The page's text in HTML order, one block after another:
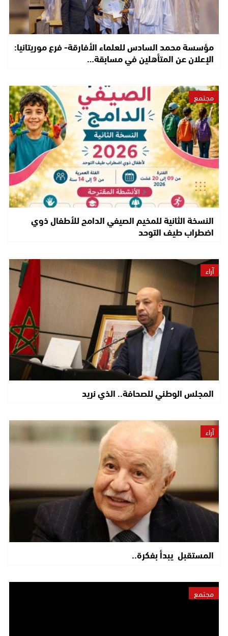
مؤسسة محمد السادس للعلماء الأفارقة- فرع موريتانيا:
الإعلان عن المتأهلين في مسابقة…
مجتمع
النسخة الثانية للمخيم الصيفي الدامج للأطفال ذوي
اضطراب طيف التوحد
آراء
المجلس الوطني للصحافة.. الذي نريد
آراء
المستقبل يبدأ بفكرة..
مجتمع